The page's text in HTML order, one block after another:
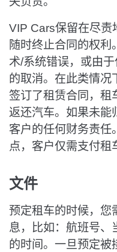
VIP Cars保留在尽责
随时终止合同的权利
术/系统错误，或由
的取消。在此类情况
签订了租赁合同，租
返还汽车。如果未能
客户的任何财务责任
点，客户仅需支付租
文件
预定租车的时候，您
息，比如：航班号、
的时间。一旦预定被